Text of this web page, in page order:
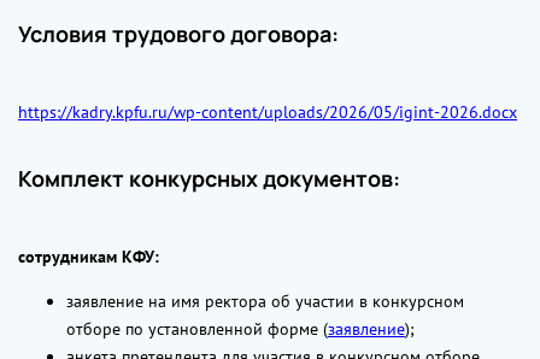
Условия трудового договора:
https://kadry.kpfu.ru/wp-content/uploads/2026/05/igint-2026.docx
Комплект конкурсных документов:
сотрудникам КФУ:
заявление на имя ректора об участии в конкурсном
отборе по установленной форме (заявление);